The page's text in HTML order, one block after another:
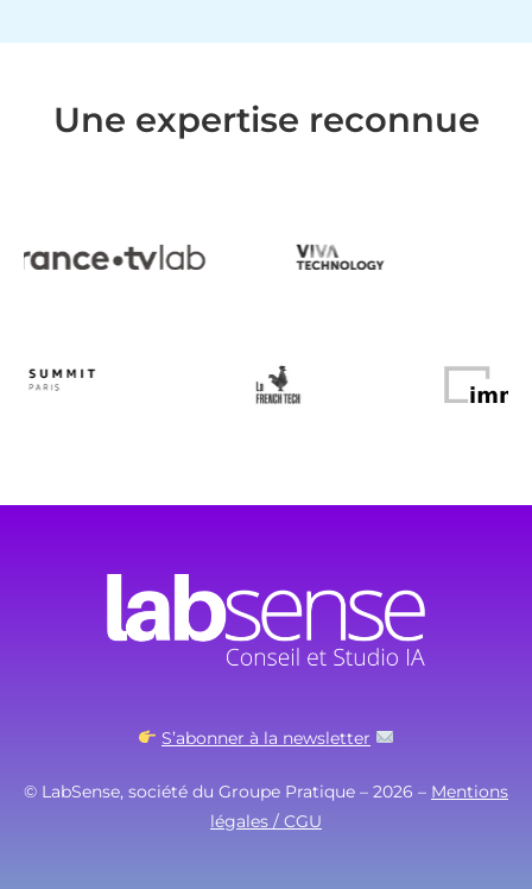
Une expertise reconnue
S’abonner à la newsletter
© LabSense, société du Groupe Pratique – 2026 – Mentions
légales / CGU